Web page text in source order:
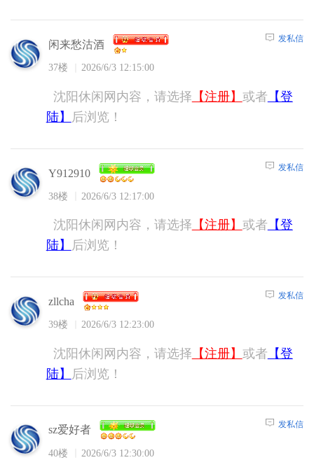
闲来愁沽酒
37楼 2026/6/3 12:15:00
发私信
沈阳休闲网内容，请选择 【注册】 或者 【登
陆】
后浏览！
Y912910
38楼 2026/6/3 12:17:00
发私信
沈阳休闲网内容，请选择 【注册】 或者 【登
陆】
后浏览！
zllcha
39楼 2026/6/3 12:23:00
发私信
沈阳休闲网内容，请选择 【注册】 或者 【登
陆】
后浏览！
sz爱好者
40楼 2026/6/3 12:30:00
发私信